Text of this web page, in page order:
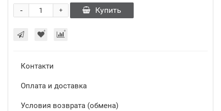
+
- Купить
Контакти
Оплата и доставка
Условия возврата (обмена)